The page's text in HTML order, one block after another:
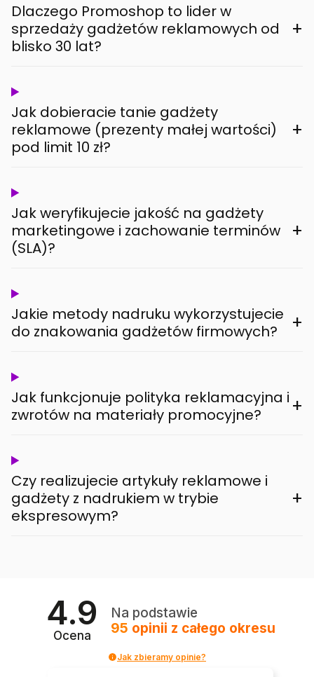
Dlaczego Promoshop to lider w
sprzedaży gadżetów reklamowych od
blisko 30 lat?
+
Jak dobieracie tanie gadżety
reklamowe (prezenty małej wartości)
pod limit 10 zł?
+
Jak weryfikujecie jakość na gadżety
marketingowe i zachowanie terminów
(SLA)?
+
Jakie metody nadruku wykorzystujecie
do znakowania gadżetów firmowych?
+
Jak funkcjonuje polityka reklamacyjna i
zwrotów na materiały promocyjne?
+
Czy realizujecie artykuły reklamowe i
gadżety z nadrukiem w trybie
ekspresowym?
+
4.9
Ocena
Na podstawie
95 opinii z całego okresu
Jak zbieramy opinie?